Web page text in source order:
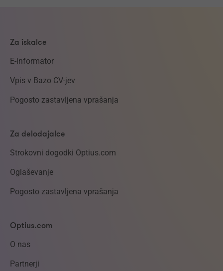
Za iskalce
E-informator
Vpis v Bazo CV-jev
Pogosto zastavljena vprašanja
Za delodajalce
Strokovni dogodki Optius.com
Oglaševanje
Pogosto zastavljena vprašanja
Optius.com
O nas
Partnerji